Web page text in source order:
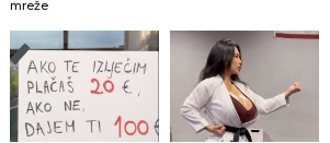
mreže